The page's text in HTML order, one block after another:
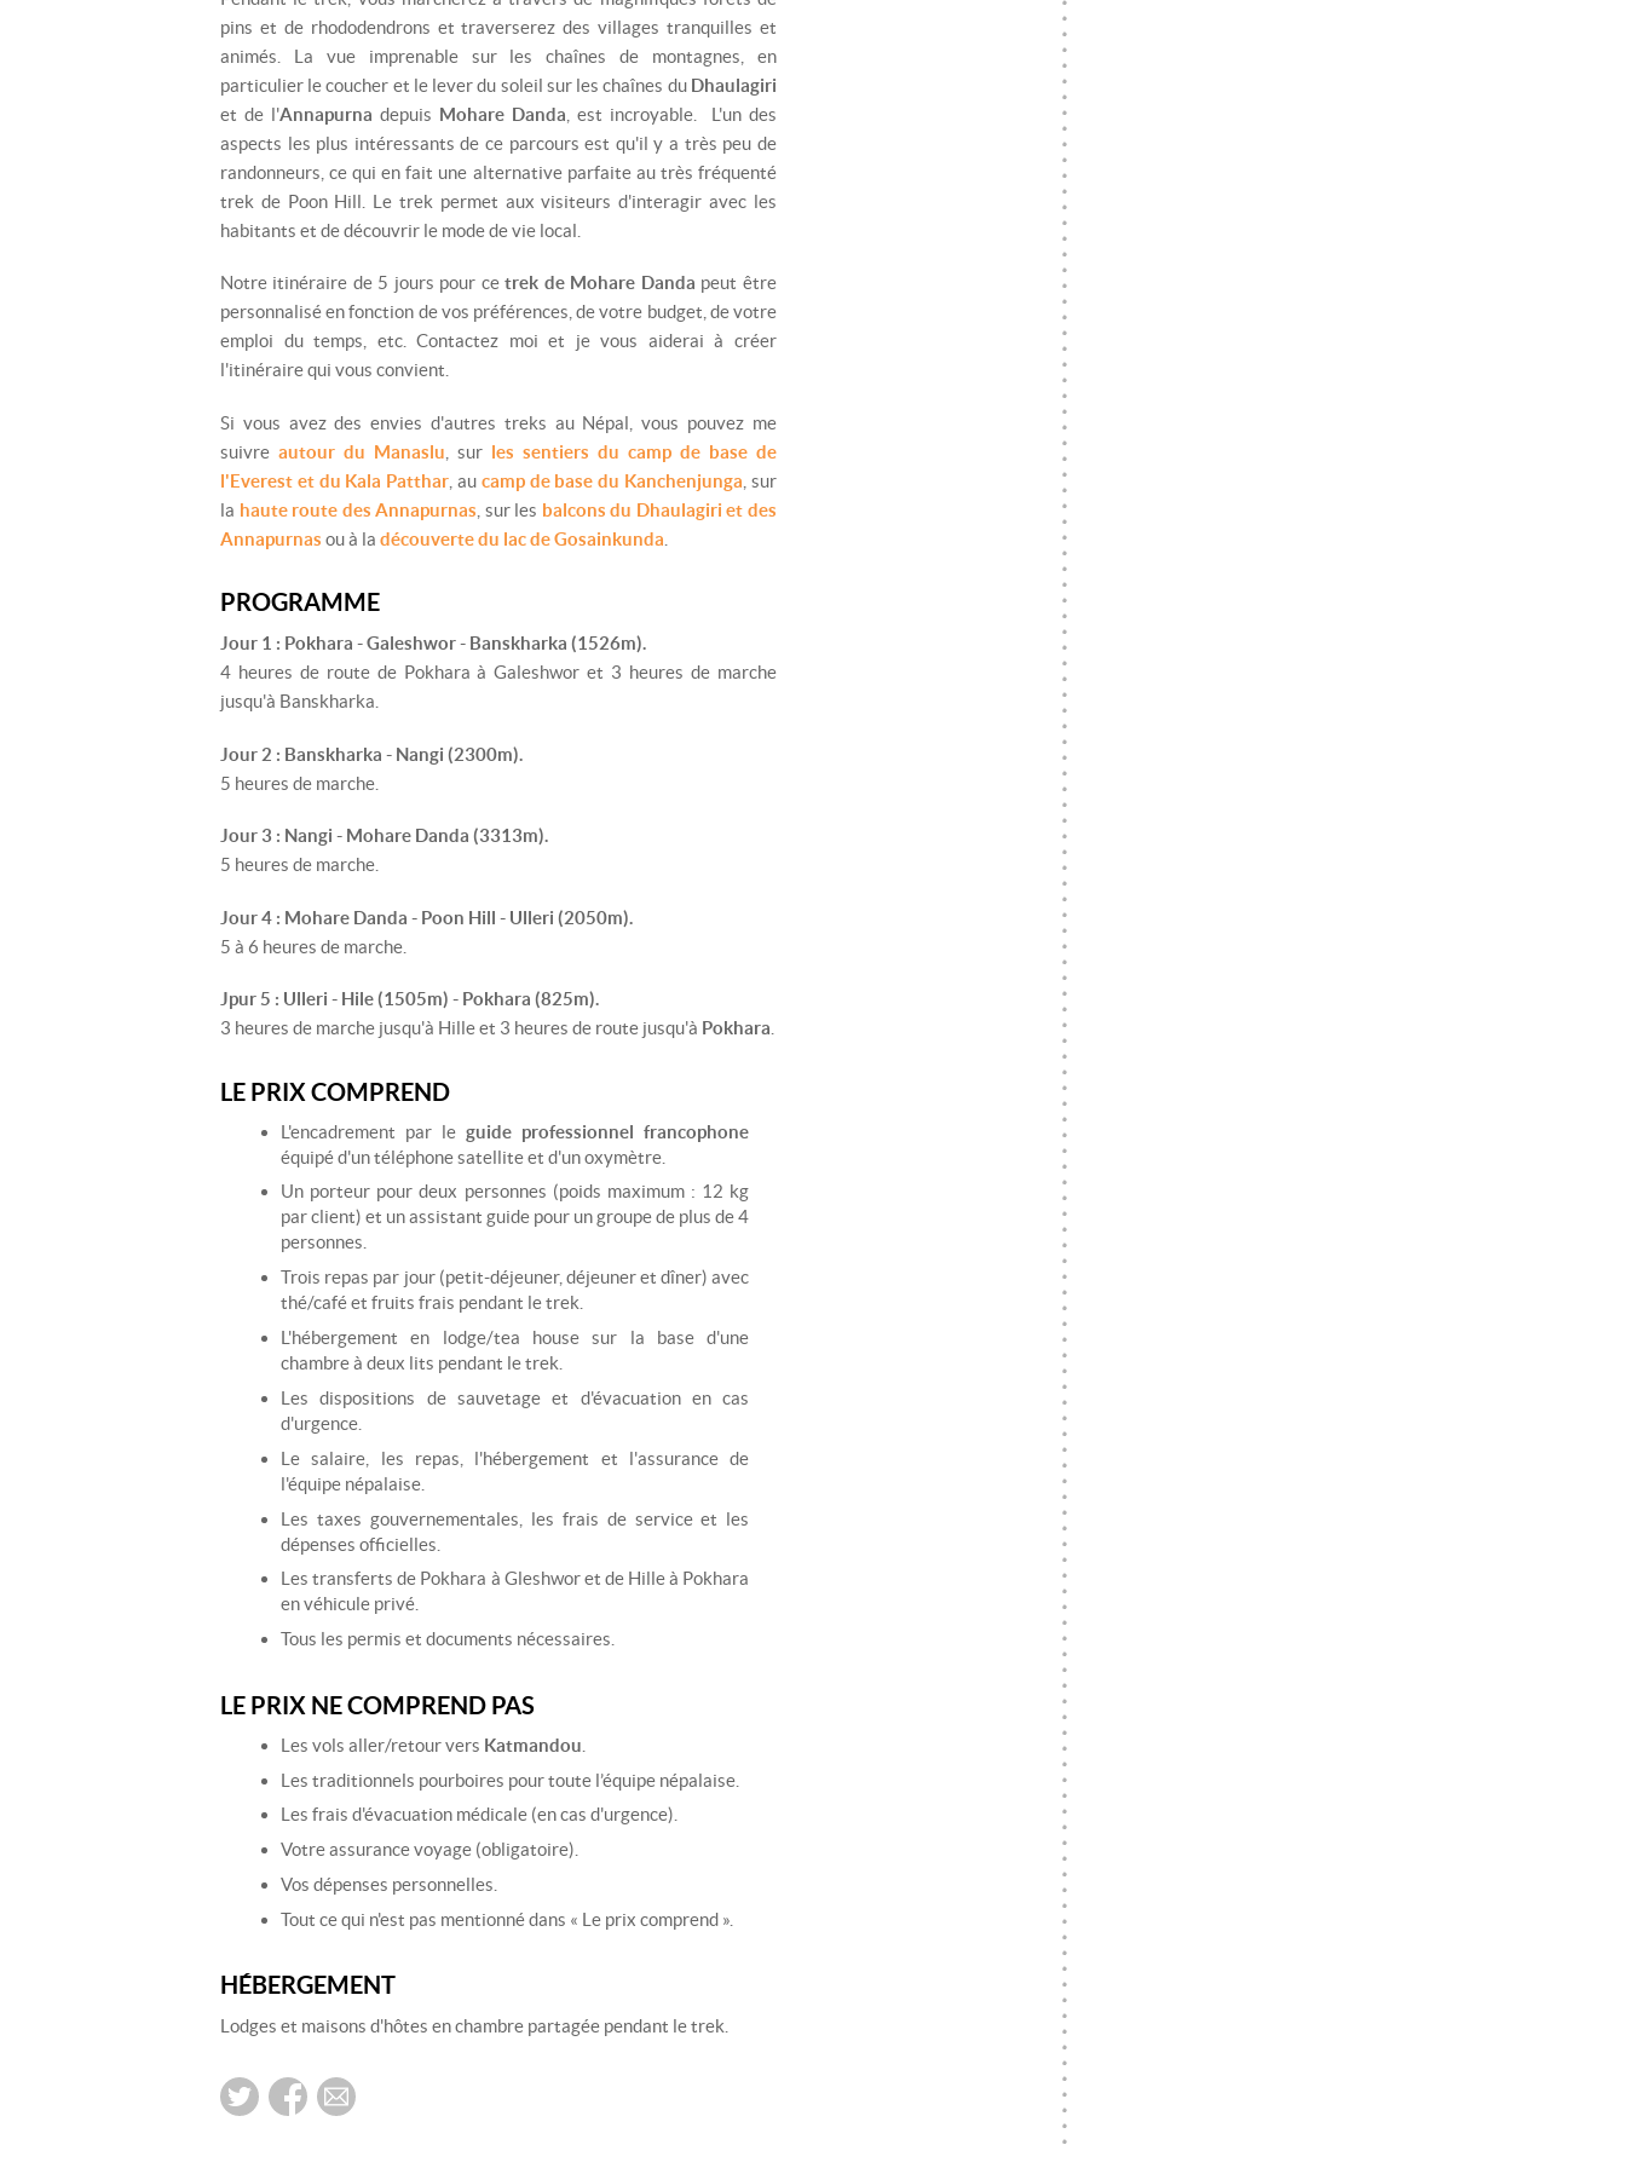
pins et de rhododendrons et traverserez des villages tranquilles et
animés. La vue imprenable sur les chaînes de montagnes, en
particulier le coucher et le lever du soleil sur les chaînes du Dhaulagiri
et de l'Annapurna depuis Mohare Danda , est incroyable. L'un des
aspects les plus intéressants de ce parcours est qu'il y a très peu de
randonneurs, ce qui en fait une alternative parfaite au très fréquenté
trek de Poon Hill. Le trek permet aux visiteurs d'interagir avec les
habitants et de découvrir le mode de vie local.
Notre itinéraire de 5 jours pour cetrek de Mohare Danda peut être
personnalisé en fonction de vos préférences, de votre budget, de votre
emploi du temps, etc. Contactez moi et je vous aiderai à créer
l'itinéraire qui vous convient.
Si vous avez des envies d'autres treks au Népal, vous pouvez me
suivre autour du Manaslu , sur les sentiers du camp de base de
l'Everest et du Kala Patthar , au camp de base du Kanchenjunga , sur
la haute route des Annapurnas , sur les balcons du Dhaulagiri et des
Annapurnas ou à la découverte du lac de Gosainkunda
PROGRAMME
Jour 1 : Pokhara - Galeshwor - Banskharka (1526m).
4 heures de route de Pokhara à Galeshwor et 3 heures de marche
jusqu'à Banskharka.
Jour 2 : Banskharka - Nangi (2300m).
5 heures de marche.
Jour 3 : Nangi - Mohare Danda (3313m).
5 heures de marche.
Jour 4 : Mohare Danda - Poon Hill - Ulleri (2050m).
5 à 6 heures de marche.
Jpur 5 : Ulleri - Hile (1505m) - Pokhara (825m).
3 heures de marche jusqu'à Hille et 3 heures de route jusqu'à Pokhara
LE PRIX COMPREND
L'encadrement par leguide professionnel francophone
équipé d'un téléphone satellite et d'un oxymètre.
Un porteur pour deux personnes (poids maximum : 12 kg
par client) et un assistant guide pour un groupe de plus de 4
personnes.
Trois repas par jour (petit-déjeuner, déjeuner et dîner) avec
thé/café et fruits frais pendant le trek.
L'hébergement en lodge/tea house sur la base d'une
chambre à deux lits pendant le trek.
Les dispositions de sauvetage et d'évacuation en cas
d'urgence.
Le salaire, les repas, l'hébergement et l'assurance de
l'équipe népalaise.
Les taxes gouvernementales, les frais de service et les
dépenses officielles.
Les transferts de Pokhara à Gleshwor et de Hille à Pokhara
en véhicule privé.
Tous les permis et documents nécessaires.
LE PRIX NE COMPREND PAS
Les vols aller/retour vers Katmandou
Les traditionnels pourboires pour toute l’équipe népalaise.
Les frais d'évacuation médicale (en cas d'urgence).
Votre assurance voyage (obligatoire).
Vos dépenses personnelles.
Tout ce qui n'est pas mentionné dans « Le prix comprend ».
HÉBERGEMENT
Lodges et maisons d'hôtes en chambre partagée pendant le trek.